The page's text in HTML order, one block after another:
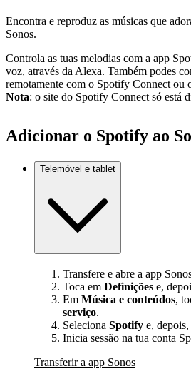
Encontra e reproduz as músicas que
Sonos.
Controla as tuas melodias com a app
voz, através da Alexa. Também podes
remotamente com o Spotify Connect ou
Nota: o site do Spotify Connect só está
Adicionar o Spotify ao
Telemóvel e tablet
Transfere e abre a app
Toca em Definições e,
Em Música e conteúdos,
serviço.
Seleciona Spotify e, depois,
Inicia sessão na tua conta
Transferir a app Sonos